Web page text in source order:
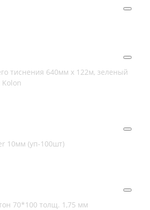
тиснения 640мм х 122м, зеленый
Kolon
10мм (уп-100шт)
70*100 толщ. 1,75 мм